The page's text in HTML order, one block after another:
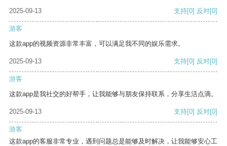
2025-09-13 支持[0] 反对[0]
游客
这款app的视频资源非常丰富，可以满足我不同的娱乐需求。
2025-09-13 支持[0] 反对[0]
游客
这款app是我社交的好帮手，让我能够与朋友保持联系，分享生活点滴。
2025-09-13 支持[0] 反对[0]
游客
这款app的客服非常专业，遇到问题总是能够及时解决，让我能够安心工